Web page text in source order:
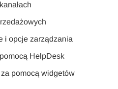
i opcje zarządzania
HelpDesk
pomocą widgetów